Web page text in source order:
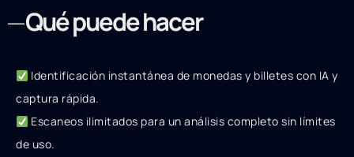
Qué puede hacer
Identificación instantánea de monedas y billetes con IA y
captura rápida.
Escaneos ilimitados para un análisis completo sin límites
de uso.